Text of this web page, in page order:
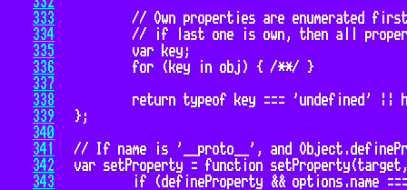
333
334
335
336
337
338
339
340
341
342
343